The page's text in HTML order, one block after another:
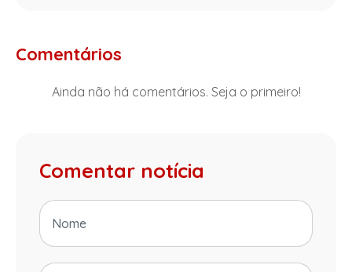
Comentários
Ainda não há comentários. Seja o primeiro!
Comentar notícia